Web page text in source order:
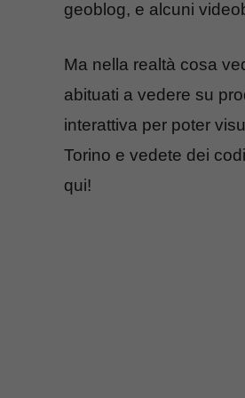
geoblog, e alcuni
Ma nella realtà cosa
abituati a vedere su
interattiva per poter
Torino e vedete dei
qui!